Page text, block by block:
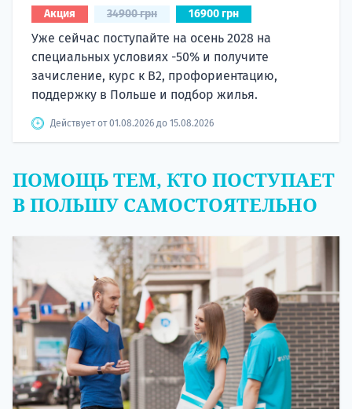
Акция 34900 грн 16900 грн
Уже сейчас поступайте на осень 2028 на
специальных условиях -50% и получите
зачисление, курс к B2, профориентацию,
поддержку в Польше и подбор жилья.
Действует от 01.08.2026 до 15.08.2026
ПОМОЩЬ ТЕМ, КТО ПОСТУПАЕТ
В ПОЛЬШУ САМОСТОЯТЕЛЬНО